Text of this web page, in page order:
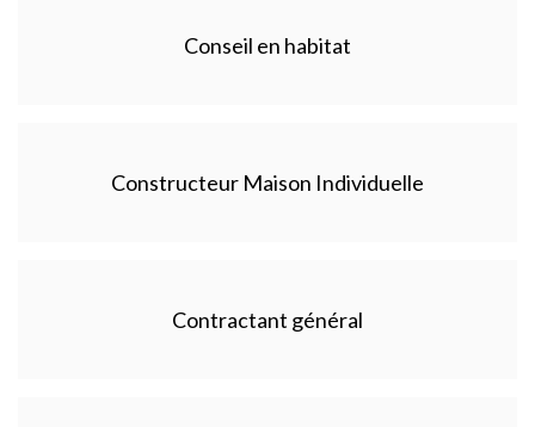
Conseil en habitat
Constructeur Maison Individuelle
Contractant général